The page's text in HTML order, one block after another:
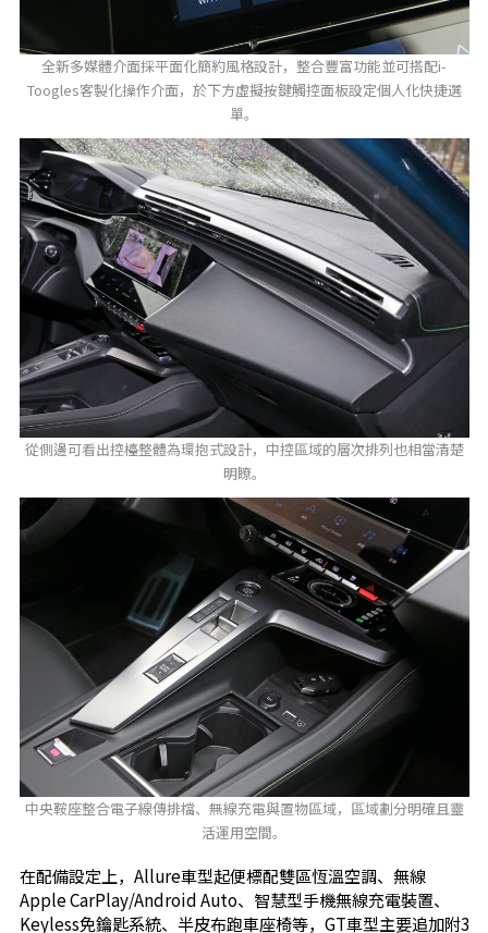
全新多媒體介面採平面化簡約風格設計，整合豐富功能並可搭配i-
Toogles客製化操作介面，於下方虛擬按鍵觸控面板設定個人化快捷選
單。
從側邊可看出控檯整體為環抱式設計，中控區域的層次排列也相當清楚
明瞭。
中央鞍座整合電子線傳排檔、無線充電與置物區域，區域劃分明確且靈
活運用空間。
在配備設定上，Allure車型起便標配雙區恆溫空調、無線
Apple CarPlay/Android Auto、智慧型手機無線充電裝置、
Keyless免鑰匙系統、半皮布跑車座椅等，GT車型主要追加附3